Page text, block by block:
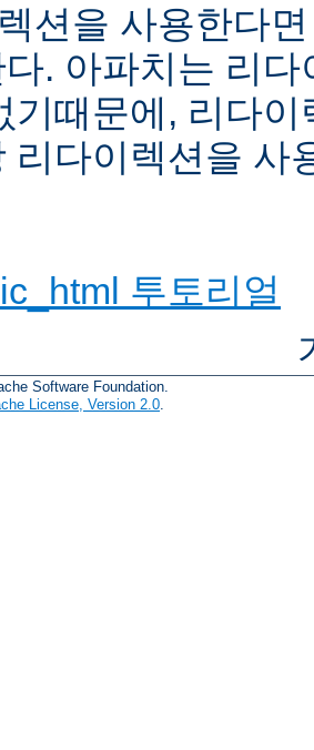
션을 사용한다
. 아파치는 리
기때문에, 리다
리다이렉션을 사
투토리얼
Software Foundation.
License, Version 2.0.